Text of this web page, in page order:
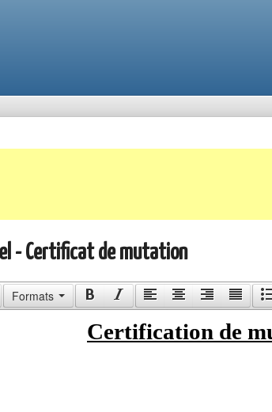
- Certificat de mutation
Formats